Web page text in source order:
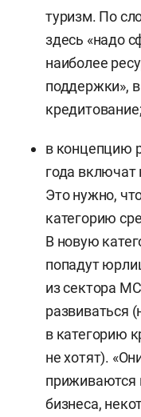
туризм. По
здесь «надо
наиболее
поддержки»,
кредитование;
в концепцию
года
Это нужно,
категорию
В новую
попадут
из сектора
развиваться
в категорию
не хотят).
приживаются
бизнеса,